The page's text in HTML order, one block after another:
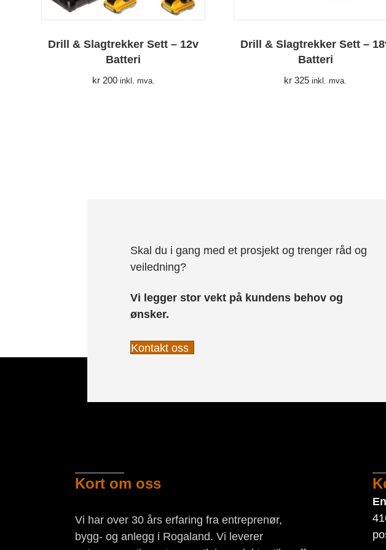
Drill & Slagtrekker Sett – 12v
Batteri
kr200 inkl. mva.
Drill & Slagtrekker Sett –
Batteri
kr 325 inkl. mva.
Skal du i gang med et prosjekt og trenger råd og
veiledning?
Vi legger stor vekt på kundens behov og
ønsker.
Kontakt oss
Kort om oss
Vi har over 30 års erfaring fra entreprenør,
bygg- og anlegg i Rogaland. Vi leverer